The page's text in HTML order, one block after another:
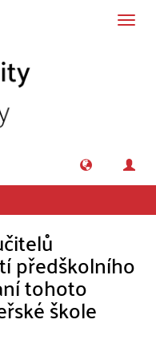
předškolního
tohoto
škole